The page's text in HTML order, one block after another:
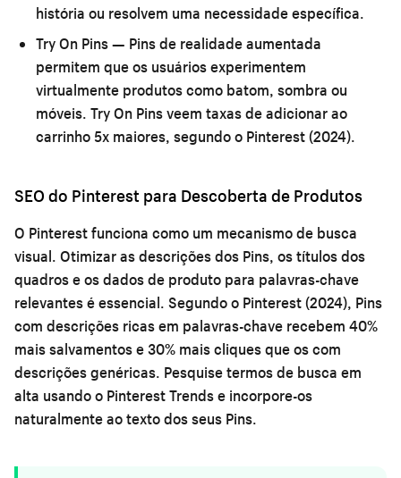
história ou resolvem uma necessidade específica.
Try On Pins— Pins de realidade aumentada
permitem que os usuários experimentem
virtualmente produtos como batom, sombra ou
móveis. Try On Pins veem taxas de adicionar ao
carrinho 5x maiores, segundo o Pinterest (2024).
SEO do Pinterest para Descoberta de Produtos
O Pinterest funciona como um mecanismo de busca
visual. Otimizar as descrições dos Pins, os títulos dos
quadros e os dados de produto para palavras-chave
relevantes é essencial. Segundo o Pinterest (2024), Pins
com descrições ricas em palavras-chave recebem 40%
mais salvamentos e 30% mais cliques que os com
descrições genéricas. Pesquise termos de busca em
alta usando o Pinterest Trends e incorpore-os
naturalmente ao texto dos seus Pins.